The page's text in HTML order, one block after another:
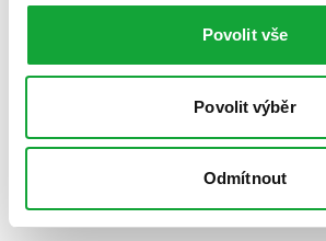
Povolit vše
Povolit výběr
Odmítnout